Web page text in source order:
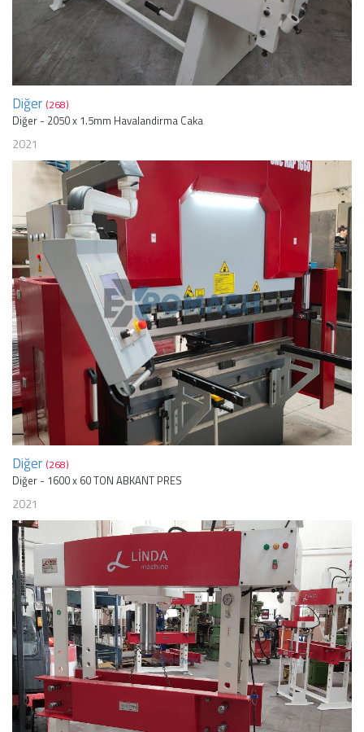
Diğer (268)
Diğer - 2050 x 1.5mm Havalandirma Caka
2021
Diğer (268)
Diğer - 1600 x 60 TON ABKANT PRES
2021